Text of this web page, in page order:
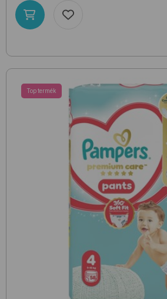
Top termék